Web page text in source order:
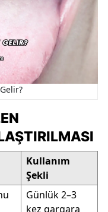
Kullanım
Şekli
Günlük 2–3
kez gargara